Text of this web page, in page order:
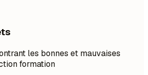
les bonnes et mauvaises
formation